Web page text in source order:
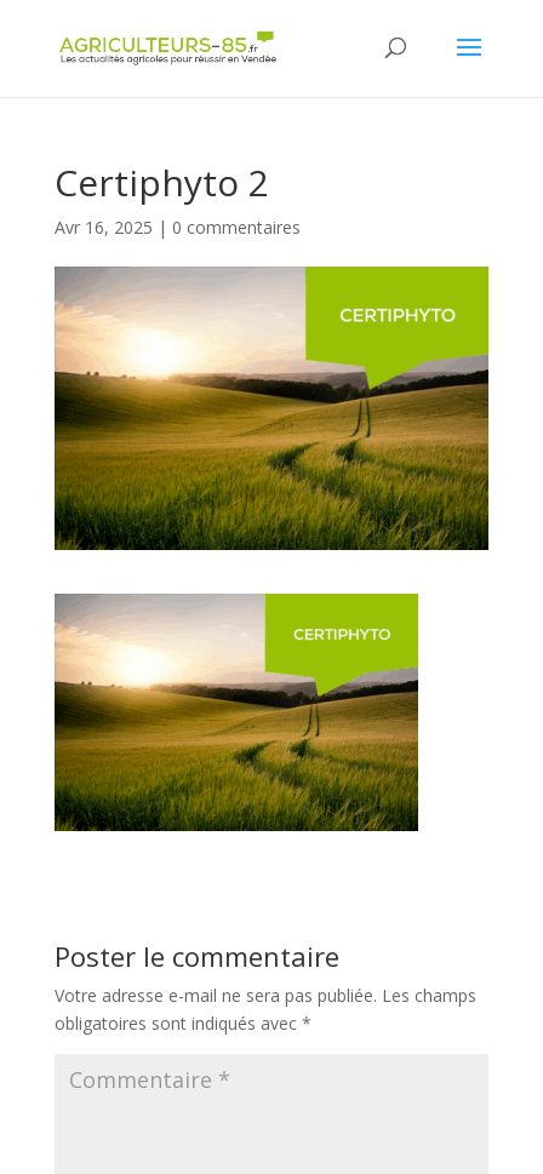
Certiphyto 2
Avr 16, 2025 | 0 commentaires
Poster le commentaire
Votre adresse e-mail ne sera pas publiée. Les champs
obligatoires sont indiqués avec *